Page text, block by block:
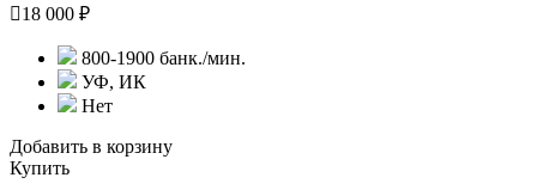
18 000 ₽
800-1900 банк./мин.
УФ, ИК
Нет
Добавить в корзину
Купить